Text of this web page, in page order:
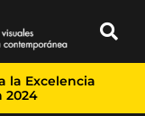
la Excelencia
2024